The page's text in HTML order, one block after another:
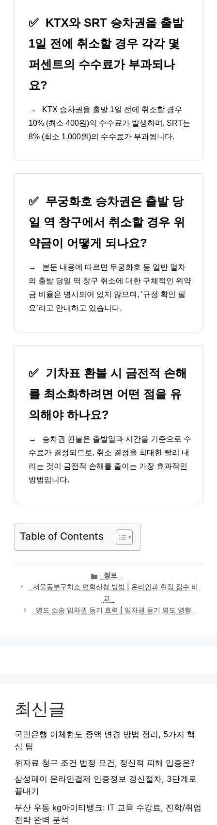
✅ KTX와 SRT 승차권을 출발
1일 전에 취소할 경우 각각 몇
퍼센트의 수수료가 부과되나
요?
→
KTX 승차권을 출발 1일 전에 취소할 경우
10% (최소 400원)의 수수료가 발생하며, SRT는
8% (최소 1,000원)의 수수료가 부과됩니다.
✅ 무궁화호 승차권은 출발 당
일 역 창구에서 취소할 경우 위
약금이 어떻게 되나요?
→
본문 내용에 따르면 무궁화호 등 일반 열차
의 출발 당일 역 창구 취소에 대한 구체적인 위약
금 비율은 명시되어 있지 않으며, ‘규정 확인 필
요’라고 안내하고 있습니다.
✅ 기차표 환불 시 금전적 손해
를 최소화하려면 어떤 점을 유
의해야 하나요?
→
승차권 환불은 출발일과 시간을 기준으로 수
수료가 결정되므로, 취소 결정을 최대한 빨리 내
리는 것이 금전적 손해를 줄이는 가장 효과적인
방법입니다.
Table of Contents
카
테
고
리
정보
서울동부구치소 면회신청 방법 | 온라인과 현장 접수 비
교
명도 소송 임차권 등기 효력 | 임차권 등기 명도 영향
최신글
국민은행 이체한도 증액 변경 방법 정리, 5가지 핵
심 팁
위자료 청구 조건 법정 요건, 정신적 피해 입증은?
삼성페이 온라인결제 인증정보 갱신절차, 3단계로
끝내기
부산 우동 kg아이티뱅크: IT 교육 수강료, 진학/취업
전략 완벽 분석